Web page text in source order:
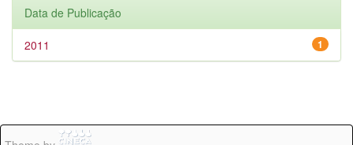
Data de Publicação
1
2011